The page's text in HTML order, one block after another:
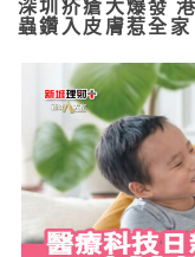
深圳疥瘡大爆發
蟲鑽入皮膚惹全家